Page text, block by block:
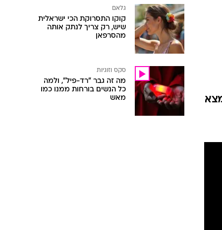
גלאם
קוקו התסרוקת הכי ישראלית
שיש, רק צריך לנתק אותה
מהסרפאן
סקס וזוגיות
מה זה גבר "רד-פיל", ולמה
כל הנשים בורחות ממנו כמו
מאש